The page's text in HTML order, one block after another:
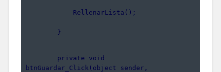
            RellenarLista();
        }
btnGuardar_Click(object sender,